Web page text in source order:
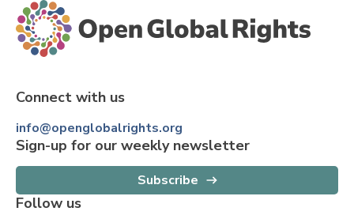
Connect with us
info@openglobalrights.org
Sign-up for our weekly newsletter
Subscribe
Follow us